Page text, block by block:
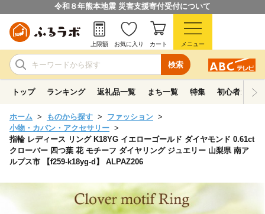
令和８年熊本地震 災害支援寄付受付について
検索
上限額 お気に入り カート メニュー
トップ ランキング 返礼品一覧 まち一覧 特集 初心者ガイド
ホーム ものから探す
ファッション
小物・カバン・アクセサリー
指輪 レディース リング K18YG イエローゴールド ダイヤモンド 0.61ct
クローバー 四つ葉 花 モチーフ ダイヤリング ジュエリー 山梨県 南ア
ルプス市 【f259-k18yg-d】 ALPAZ206